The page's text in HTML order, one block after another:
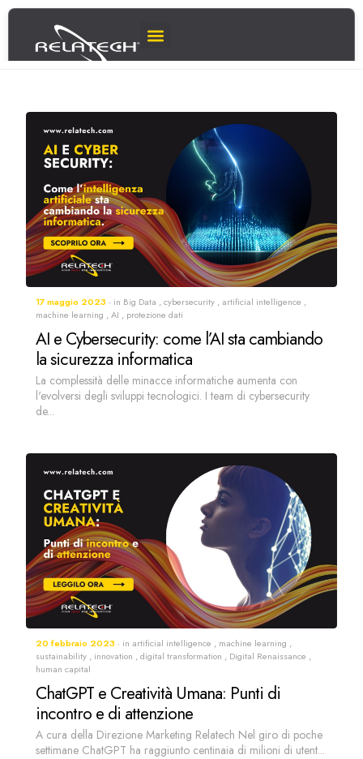
17 maggio 2023 in Big Data ,cybersecurity ,artificial intelligence ,
machine learning ,AI , protezione dati
AI e Cybersecurity: come l’AI sta cambiando
la sicurezza informatica
La complessità delle minacce informatiche aumenta con
l'evolversi degli sviluppi tecnologici. I team di cybersecurity
de...
20 febbraio 2023 in artificial intelligence , machine learning ,
sustainability , innovation ,digital transformation , Digital Renaissance ,
human capital
ChatGPT e Creatività Umana: Punti di
incontro e di attenzione
A cura della Direzione Marketing Relatech Nel giro di poche
settimane ChatGPT ha raggiunto centinaia di milioni di utent...